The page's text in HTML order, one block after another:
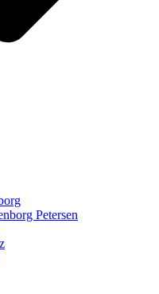
Petersen